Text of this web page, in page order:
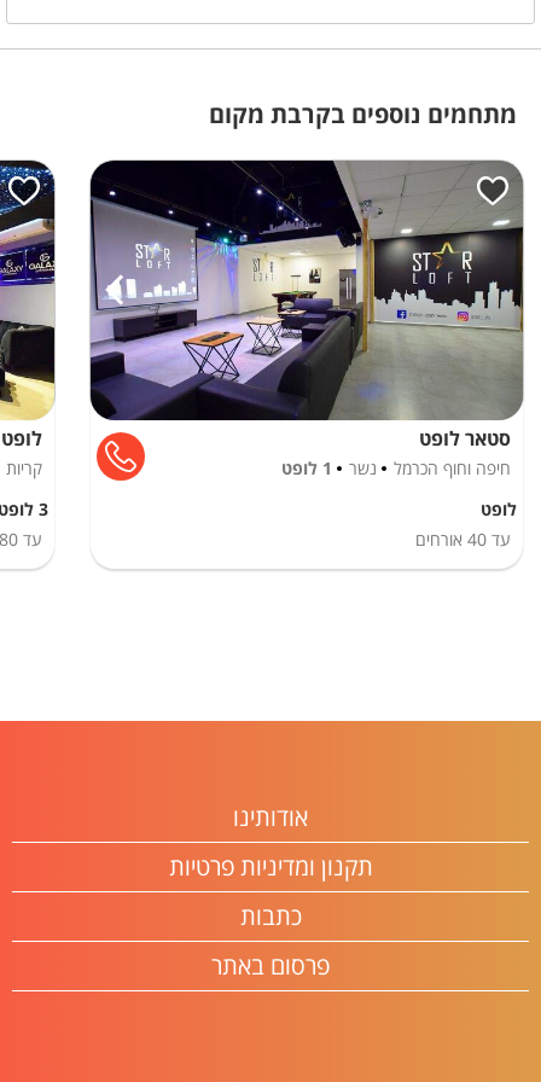
משחקי שולחן
שולחן פינג פונג
חדרי רחצה
חדר רחצה
אבזור בחדרים
מתחמים נוספים בקרבת מקום
סטאר לופט
חיפה וחוף הכרמל נשר
1 לופט
לופט
עד 40 אורחים
קריות
3 לופטים
עד
אודותינו
תקנון ומדיניות פרטיות
כתבות
פרסום באתר